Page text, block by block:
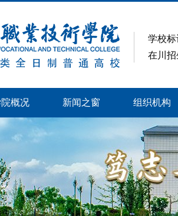
学校标
在川招
概况 新闻之窗 组织机构